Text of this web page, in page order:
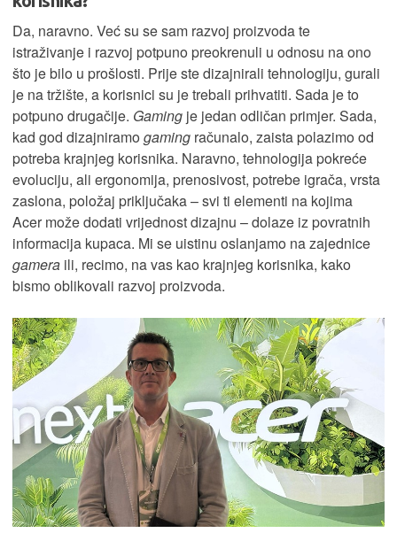
Da, naravno. Već su se sam razvoj proizvoda te
istraživanje i razvoj potpuno preokrenuli u odnosu na ono
što je bilo u prošlosti. Prije ste dizajnirali tehnologiju, gurali
je na tržište, a korisnici su je trebali prihvatiti. Sada je to
potpuno drugačije. Gaming je jedan odličan primjer. Sada,
kad god dizajniramo gaming računalo, zaista polazimo od
potreba krajnjeg korisnika. Naravno, tehnologija pokreće
evoluciju, ali ergonomija, prenosivost, potrebe igrača, vrsta
zaslona, položaj priključaka – svi ti elementi na kojima
Acer može dodati vrijednost dizajnu – dolaze iz povratnih
informacija kupaca. Mi se uistinu oslanjamo na zajednice
gamera ili, recimo, na vas kao krajnjeg korisnika, kako
bismo oblikovali razvoj proizvoda.